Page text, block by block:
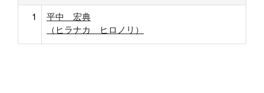
1
平中 宏典
（ヒラナカ ヒロノリ）